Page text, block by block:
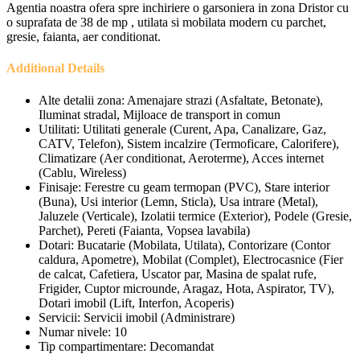
Agentia noastra ofera spre inchiriere o garsoniera in zona Dristor cu
o suprafata de 38 de mp , utilata si mobilata modern cu parchet,
gresie, faianta, aer conditionat.
Additional Details
Alte detalii zona: Amenajare strazi (Asfaltate, Betonate),
Iluminat stradal, Mijloace de transport in comun
Utilitati: Utilitati generale (Curent, Apa, Canalizare, Gaz,
CATV, Telefon), Sistem incalzire (Termoficare, Calorifere),
Climatizare (Aer conditionat, Aeroterme), Acces internet
(Cablu, Wireless)
Finisaje: Ferestre cu geam termopan (PVC), Stare interior
(Buna), Usi interior (Lemn, Sticla), Usa intrare (Metal),
Jaluzele (Verticale), Izolatii termice (Exterior), Podele (Gresie,
Parchet), Pereti (Faianta, Vopsea lavabila)
Dotari: Bucatarie (Mobilata, Utilata), Contorizare (Contor
caldura, Apometre), Mobilat (Complet), Electrocasnice (Fier
de calcat, Cafetiera, Uscator par, Masina de spalat rufe,
Frigider, Cuptor microunde, Aragaz, Hota, Aspirator, TV),
Dotari imobil (Lift, Interfon, Acoperis)
Servicii: Servicii imobil (Administrare)
Numar nivele: 10
Tip compartimentare: Decomandat